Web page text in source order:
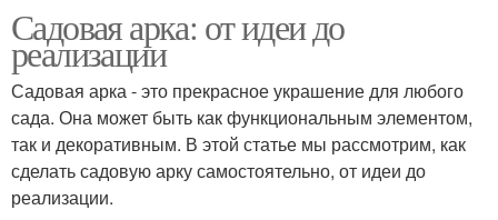
Садовая арка: от идеи до
реализации
Садовая арка - это прекрасное украшение для любого
сада. Она может быть как функциональным элементом,
так и декоративным. В этой статье мы рассмотрим, как
сделать садовую арку самостоятельно, от идеи до
реализации.